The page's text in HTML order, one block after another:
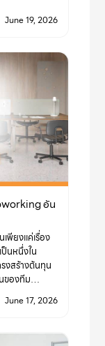
June 19, 2026
อัน
พียงแค่เรื่อง
นหนึ่งใน
งสร้างต้นทุน
ของทีม…
June 17, 2026